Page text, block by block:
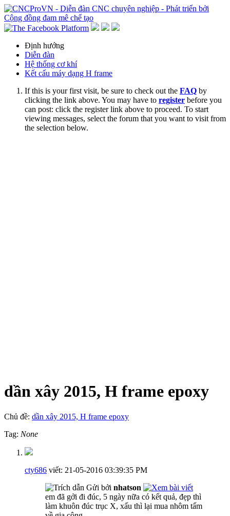
Định hướng
Diễn đàn
Hệ thống cơ khí
Kết cấu máy dạng H frame
If this is your first visit, be sure to check out the FAQ by
clicking the link above. You may have to register before you
can post: click the register link above to proceed. To start
viewing messages, select the forum that you want to visit from
the selection below.
dần xây 2015, H frame epoxy
Chủ đề: dần xây 2015, H frame epoxy
Tag: None
cty686 viết: 21-05-2016 03:39:35 PM
Gửi bởi nhatson
em đã gởi đi đúc, 5 ngày nữa có kết quả, đẹp thì
làm khuôn đúc trục X, xấu thì lại mua nhôm tấm